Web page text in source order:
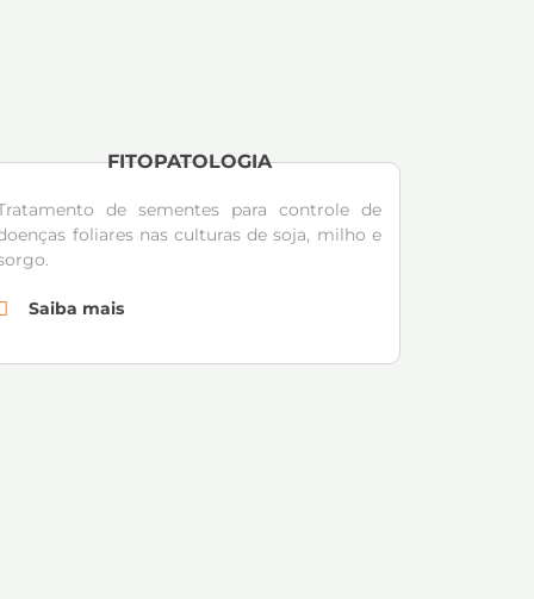
FITOPATOLOGIA
de sementes para controle de
foliares nas culturas de soja, milho e
Saiba mais